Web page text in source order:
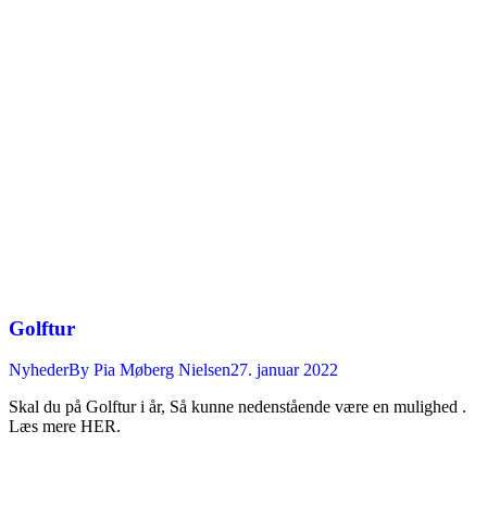
Golftur
NyhederBy Pia Møberg Nielsen27. januar 2022
Skal du på Golftur i år, Så kunne nedenstående være en mulighed .
Læs mere HER.